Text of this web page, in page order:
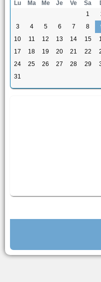
Lu Ma Me Je Ve Sa
1
3
4 5 6 7 8
10
11 12 13 14 15
17
18 19 20 21 22
24
25 26 27 28 29
31